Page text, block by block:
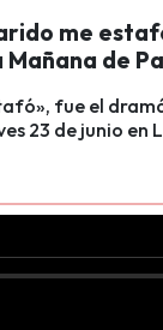
me
de
fue el
23 de junio en